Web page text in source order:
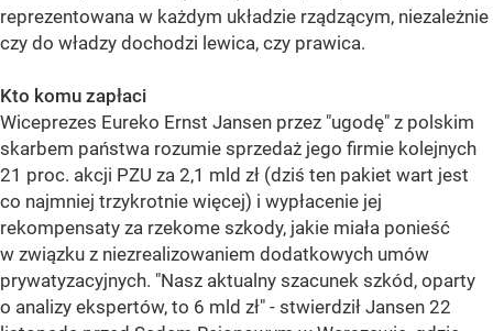
reprezentowana w każdym układzie rządzącym, niezależnie
czy do władzy dochodzi lewica, czy prawica.
Kto komu zapłaci
Wiceprezes Eureko Ernst Jansen przez "ugodę" z polskim
skarbem państwa rozumie sprzedaż jego firmie kolejnych
21 proc. akcji PZU za 2,1 mld zł (dziś ten pakiet wart jest
co najmniej trzykrotnie więcej) i wypłacenie jej
rekompensaty za rzekome szkody, jakie miała ponieść
w związku z niezrealizowaniem dodatkowych umów
prywatyzacyjnych. "Nasz aktualny szacunek szkód, oparty
o analizy ekspertów, to 6 mld zł" - stwierdził Jansen 22